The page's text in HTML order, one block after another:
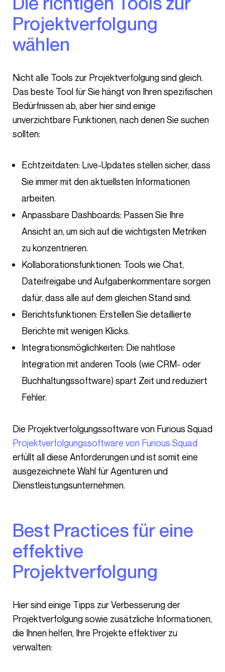
Projektverfolgung
wählen
Nicht alle Tools zur Projektverfolgung sind gleich.
Das beste Tool für Sie hängt von Ihren spezifischen
Bedürfnissen ab, aber hier sind einige
unverzichtbare Funktionen, nach denen Sie suchen
sollten:
Echtzeitdaten: Live-Updates stellen sicher, dass
Sie immer mit den aktuellsten Informationen
arbeiten.
Anpassbare Dashboards: Passen Sie Ihre
Ansicht an, um sich auf die wichtigsten Metriken
zu konzentrieren.
Kollaborationsfunktionen: Tools wie Chat,
Dateifreigabe und Aufgabenkommentare sorgen
dafür, dass alle auf dem gleichen Stand sind.
Berichtsfunktionen: Erstellen Sie detaillierte
Berichte mit wenigen Klicks.
Integrationsmöglichkeiten: Die nahtlose
Integration mit anderen Tools (wie CRM- oder
Buchhaltungssoftware) spart Zeit und reduziert
Fehler.
Die Projektverfolgungssoftware von Furious Squad
Projektverfolgungssoftware von Furious Squad
erfüllt all diese Anforderungen und ist somit eine
ausgezeichnete Wahl für Agenturen und
Dienstleistungsunternehmen.
Best Practices für eine
effektive
Projektverfolgung
Hier sind einige Tipps zur Verbesserung der
Projektverfolgung sowie zusätzliche Informationen,
die Ihnen helfen, Ihre Projekte effektiver zu
verwalten: